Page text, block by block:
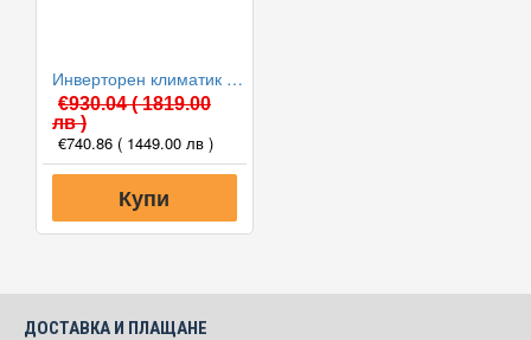
Инверторен климатик Bosch CL2000U W 35 E/CL2000 35 E Climate 2000, 12000 BTU, Клас A++
€930.04( 1819.00
лв )
€740.86 ( 1449.00 лв )
Купи
ДОСТАВКА И ПЛАЩАНЕ